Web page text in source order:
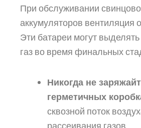
При обслуживании
аккумуляторов вентиляция
Эти батареи могут
газ во время финальных
Никогда не
герметичных
сквозной поток